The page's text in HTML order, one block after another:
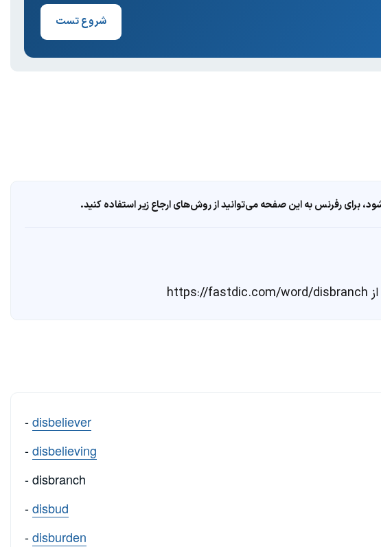
شروع تست
برای رفرنس به این صفحه می‌توانید از روش‌های ارجاع زیر استفاده کنید.
-disbeliever
-disbelieving
- disbranch
-disbud
-disburden